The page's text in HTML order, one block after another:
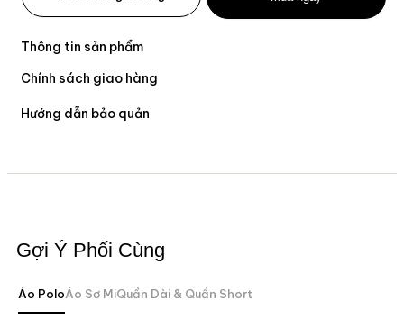
Thông tin sản phẩm
Chính sách giao hàng
Hướng dẫn bảo quản
Gợi Ý Phối Cùng
Áo PoloÁo Sơ MiQuần Dài & Quần Short